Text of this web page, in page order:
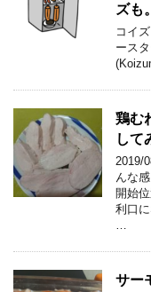
ズも。
コイ
ース
鶏む
して
2019/
んな
開始
利口
サー